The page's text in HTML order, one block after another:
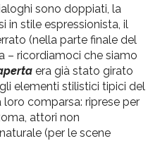
sono doppiati, la
in stile espressionista, il
(nella parte finale del
– ricordiamoci che siamo
era già stato girato
elementi stilistici tipici del
comparsa: riprese per
attori non
(per le scene